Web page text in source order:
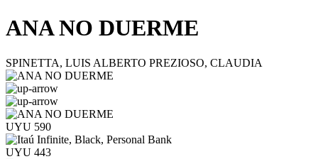
ANA NO DUERME
SPINETTA, LUIS ALBERTO PREZIOSO, CLAUDIA
UYU 590
UYU 443